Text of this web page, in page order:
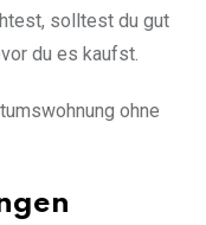
solltest du gut
du es kaufst.
ohne